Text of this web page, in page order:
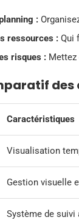
:
ressources : Qui
risques : Mettez
Caractéristiques
Visualisation
Gestion visuelle
Système de suivi